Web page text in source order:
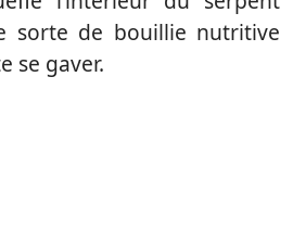
sorte de bouillie nutritive
se gaver.